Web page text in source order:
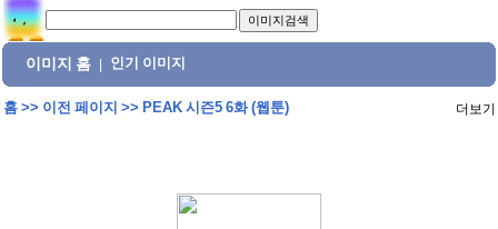
이미지 홈 인기 이미지
홈>> 이전 페이지 >> PEAK 시즌5 6화 (웹툰) 더보기